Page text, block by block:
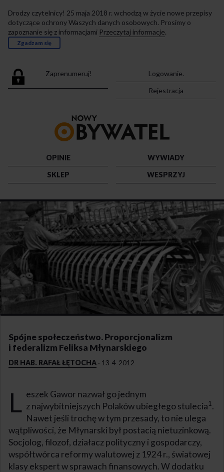
Drodzy czytelnicy! 25 maja 2018 r. wchodzą w życie nowe przepisy
dotyczące ochrony Waszych danych osobowych. Prosimy o
zapoznanie się z informacjami Przeczytaj informacje.
Zgadzam się
Zaprenumeruj!
Logowanie.
Rejestracja
strony
OPINIE
WYWIADY
SKLEP
WESPRZYJ
Spójne społeczeństwo. Proporcjonalizm
i federalizm Feliksa Młynarskiego
DR HAB. RAFAŁ ŁĘTOCHA · 13-4-2012
L eszek Gawor nazwał go jednym
z najwybitniejszych Polaków ubiegłego stulecia1.
Nawet jeśli trochę w tym przesady, to nie ulega
wątpliwości, że Młynarski był postacią nietuzinkową.
Socjolog, filozof, działacz polityczny i gospodarczy,
współtwórca reformy walutowej z 1924 r., światowej
klasy ekspert w sprawach finansowych. W dodatku